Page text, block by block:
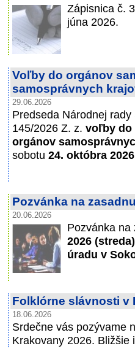
Zápisnica č.
júna 2026.
Voľby do orgánov
samosprávnych
29.06.2026
Predseda Národnej
145/2026 Z. z. voľby do
orgánov
sobotu 24. októbra 2026
Pozvánka na
20.06.2026
Pozvánka
2026
úradu v
Folklórne slávnosti v
18.06.2026
Srdečne vás pozývame
Krakovany 2026.